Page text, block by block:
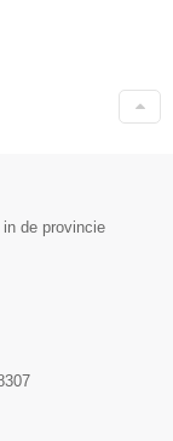
de provincie